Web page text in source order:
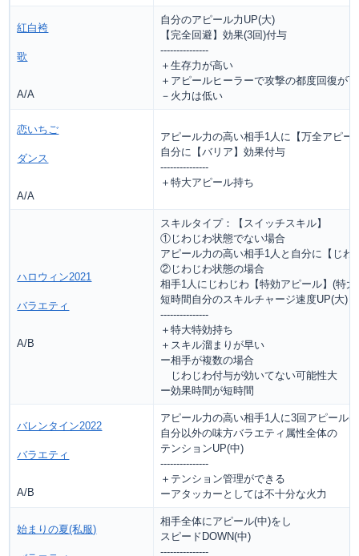
紅白袴
歌
A/A
自分のアピール力UP(大)
【完全回避】効果(3回)付与
---------------
＋生存力が高い
＋アピールヒーラーで攻撃の都度回復が
－火力は低い
恋いちご
ダンス
A/A
アピール力の高い相手1人に【万全アピー
自分に【バリア】効果付与
---------------
＋特大アピール持ち
ハロウィン2021
バラエティ
A/B
スキルタイプ：【スイッチスキル】
①じわじわ状態でない場合
アピール力の高い相手1人と自分に【じわ
②じわじわ状態の場合
相手1人にじわじわ【特効アピール】(特大
短時間自分のスキルチャージ速度UP(大)
---------------
＋特大特効持ち
＋スキル溜まりが早い
ー相手が複数の場合
じわじわ付与が効いてない可能性大
ー効果時間が短時間
バレンタイン2022
バラエティ
A/B
アピール力の高い相手1人に3回アピール(
自分以外の味方バラエティ属性全体の
テンションUP(中)
---------------
＋テンション管理ができる
ーアタッカーとしては不十分な火力
始まりの夏(私服)
相手全体にアピール(中)をし
スピードDOWN(中)
---------------